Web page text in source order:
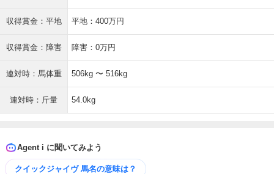
収得賞金：平地 平地：400万円
収得賞金：障害 障害：0万円
連対時：馬体重 506kg 〜 516kg
連対時：斤量 54.0kg
Agent i に聞いてみよう
クイックジャイヴ 馬名の意味は？